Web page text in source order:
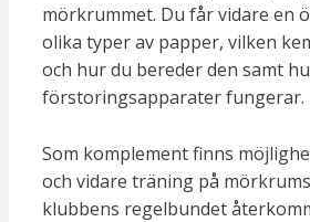
mörkrummet. Du får vidare en
olika typer av papper, vilken
och hur du bereder den samt
förstoringsapparater fungerar.
Som komplement finns
och vidare träning på
klubbens regelbundet